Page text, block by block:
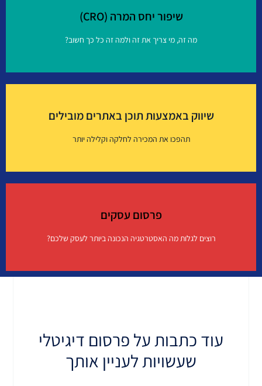
שיפור יחס המרה (CRO)
מה זה, מי צריך את זה ולמה זה כל כך חשוב?
שיווק באמצעות תוכן באתרים מובילים
תהפכו את המכירה לחלקה וקלילה יותר
פרסום עסקים
רוצים לגלות מה האסטרטגיה הנכונה ביותר לעסק שלכם?
עוד כתבות על פרסום דיגיטלי
שעשויות לעניין אותך